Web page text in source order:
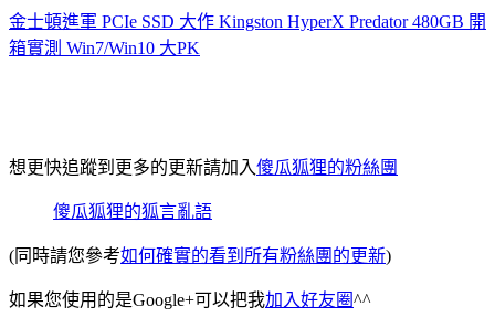
金士頓進軍 PCIe SSD 大作 Kingston HyperX Predator 480GB 開
箱實測 Win7/Win10 大PK
想更快追蹤到更多的更新請加入傻瓜狐狸的粉絲團
傻瓜狐狸的狐言亂語
(同時請您參考如何確實的看到所有粉絲團的更新)
如果您使用的是Google+可以把我加入好友圈^^